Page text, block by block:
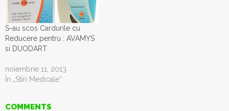
S-au scos Cardurile cu
Reducere pentru : AVAMYS
si DUODART
noiembrie 11, 2013
În „Stiri Medicale”
COMMENTS